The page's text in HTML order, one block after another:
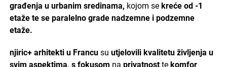
građenja u urbanim sredinama, kojom se kreće od -1
etaže te se paralelno grade nadzemne i podzemne
etaže.
njiric+ arhitekti u Francusu utjelovili kvalitetu življenja u
svim aspektima, s fokusom na privatnosttekomfor